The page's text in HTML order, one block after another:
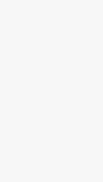
farklı
birlikte
konuda
anahtar